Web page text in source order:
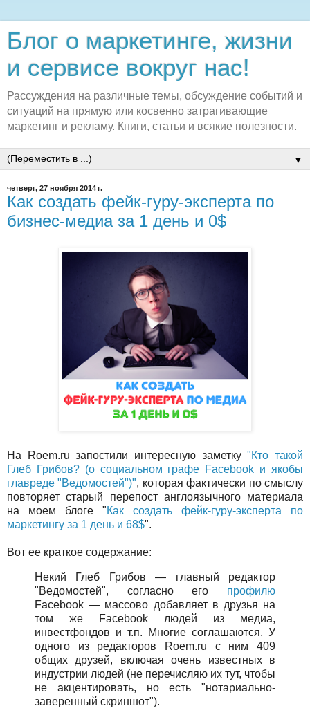
Блог о маркетинге, жизни
и сервисе вокруг нас!
Рассуждения на различные темы, обсуждение событий и
ситуаций на прямую или косвенно затрагивающие
маркетинг и рекламу. Книги, статьи и всякие полезности.
▼
четверг, 27 ноября 2014 г.
Как создать фейк-гуру-эксперта по
бизнес-медиа за 1 день и 0$
На Roem.ru запостили интересную заметку"Кто такой
Глеб Грибов? (о социальном графе Facebook и якобы
главреде "Ведомостей")", которая фактически по смыслу
повторяет старый перепост англоязычного материала
на моем блоге "Как создать фейк-гуру-эксперта по
маркетингу за 1 день и 68$".
Вот ее краткое содержание:
Некий Глеб Грибов — главный редактор
"Ведомостей", согласно его профилю
Facebook — массово добавляет в друзья на
том же Facebook людей из медиа,
инвестфондов и т.п. Многие соглашаются. У
одного из редакторов Roem.ru с ним 409
общих друзей, включая очень известных в
индустрии людей (не перечисляю их тут, чтобы
не акцентировать, но есть "нотариально-
заверенный скриншот").